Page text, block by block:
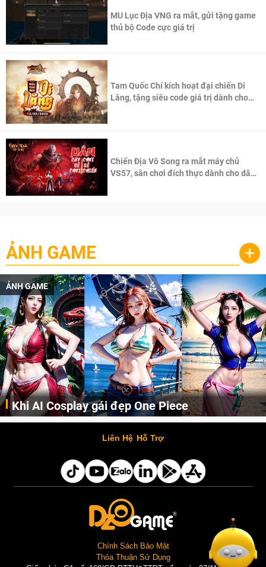
MU Lục Địa VNG ra mắt, gửi tặng game
thủ bộ Code cực giá trị
Tam Quốc Chí kích hoạt đại chiến Di
Lăng, tặng siêu code giá trị dành cho
Chiến Địa Vô Song ra mắt máy chủ
VS57, sân chơi đích thực dành cho dân
ẢNH GAME +
ẢNH GAME
Khi AI Cosplay gái đẹp One Piece
Những cô nàng nóng bỏng Boa Hancock, Nico Robin, Nami, Yamato hay Perona được AI vẽ lại dưới hình thức Cosplay cực kỳ chuẩn chỉnh.
Liên Hệ Hỗ Trợ
Chính Sách Bảo Mật
Thỏa Thuận Sử Dụng